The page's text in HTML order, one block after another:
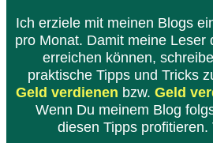
Ich erziele mit meinen Blogs
pro Monat. Damit meine Leser
erreichen können,
praktische Tipps und Tricks
Geld verdienen bzw. Geld
Wenn Du meinem Blog
diesen Tipps profitieren.